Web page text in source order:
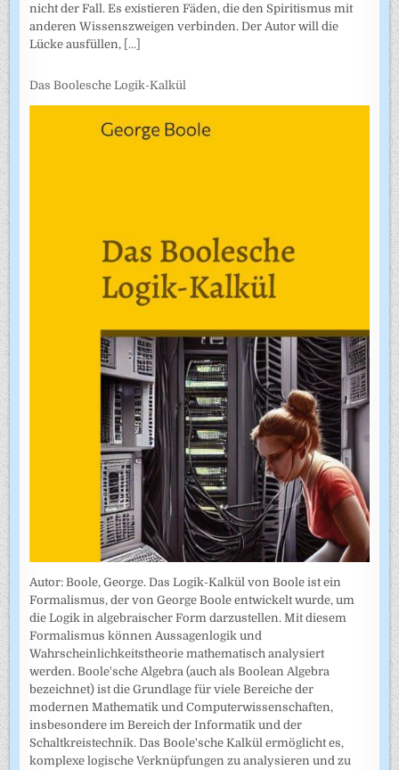
nicht der Fall. Es existieren Fäden, die den Spiritismus mit
anderen Wissenszweigen verbinden. Der Autor will die
Lücke ausfüllen, [...]
Das Boolesche Logik-Kalkül
Autor: Boole, George. Das Logik-Kalkül von Boole ist ein
Formalismus, der von George Boole entwickelt wurde, um
die Logik in algebraischer Form darzustellen. Mit diesem
Formalismus können Aussagenlogik und
Wahrscheinlichkeitstheorie mathematisch analysiert
werden. Boole'sche Algebra (auch als Boolean Algebra
bezeichnet) ist die Grundlage für viele Bereiche der
modernen Mathematik und Computerwissenschaften,
insbesondere im Bereich der Informatik und der
Schaltkreistechnik. Das Boole'sche Kalkül ermöglicht es,
komplexe logische Verknüpfungen zu analysieren und zu